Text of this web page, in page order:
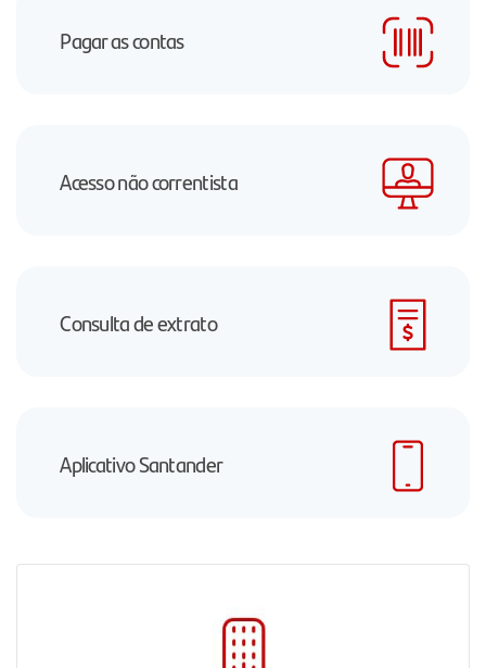
Pagar as contas
Acesso não correntista
Consulta de extrato
Aplicativo Santander